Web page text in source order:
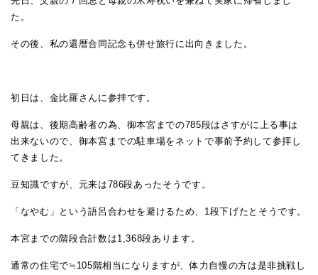
た。
その後、私の還暦合同記念も併せ旅行に出向きました。
初日は、金比羅さんに参拝です。
母親は、後期高齢者の為、御本宮までの785段はさすがに上る事は
出来ないので、御本宮までの駐車場をネットで事前予約して参拝し
てきました。
豆知識ですが、元来は786段あったそうです。
「なやむ」という語呂合わせを避けるため、1段下げたとそうです。
本宮までの階段合計数は1,368段あります。
通常の住宅で≒105階相当になりますが、体力自慢の方は是非挑戦し